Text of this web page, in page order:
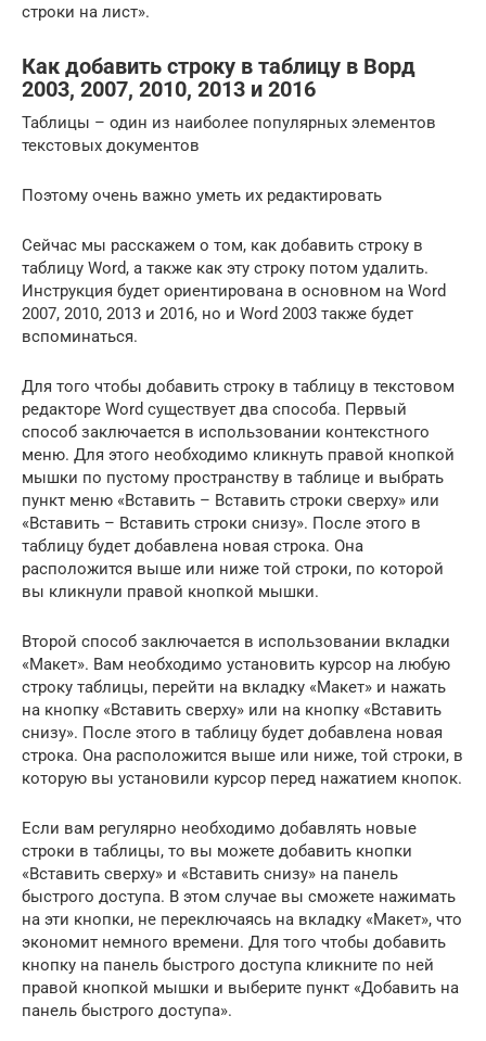
строки на лист».
Как добавить строку в таблицу в Ворд
2003, 2007, 2010, 2013 и 2016
Таблицы – один из наиболее популярных элементов
текстовых документов
Поэтому очень важно уметь их редактировать
Сейчас мы расскажем о том, как добавить строку в
таблицу Word, а также как эту строку потом удалить.
Инструкция будет ориентирована в основном на Word
2007, 2010, 2013 и 2016, но и Word 2003 также будет
вспоминаться.
Для того чтобы добавить строку в таблицу в текстовом
редакторе Word существует два способа. Первый
способ заключается в использовании контекстного
меню. Для этого необходимо кликнуть правой кнопкой
мышки по пустому пространству в таблице и выбрать
пункт меню «Вставить – Вставить строки сверху» или
«Вставить – Вставить строки снизу». После этого в
таблицу будет добавлена новая строка. Она
расположится выше или ниже той строки, по которой
вы кликнули правой кнопкой мышки.
Второй способ заключается в использовании вкладки
«Макет». Вам необходимо установить курсор на любую
строку таблицы, перейти на вкладку «Макет» и нажать
на кнопку «Вставить сверху» или на кнопку «Вставить
снизу». После этого в таблицу будет добавлена новая
строка. Она расположится выше или ниже, той строки, в
которую вы установили курсор перед нажатием кнопок.
Если вам регулярно необходимо добавлять новые
строки в таблицы, то вы можете добавить кнопки
«Вставить сверху» и «Вставить снизу» на панель
быстрого доступа. В этом случае вы сможете нажимать
на эти кнопки, не переключаясь на вкладку «Макет», что
экономит немного времени. Для того чтобы добавить
кнопку на панель быстрого доступа кликните по ней
правой кнопкой мышки и выберите пункт «Добавить на
панель быстрого доступа».